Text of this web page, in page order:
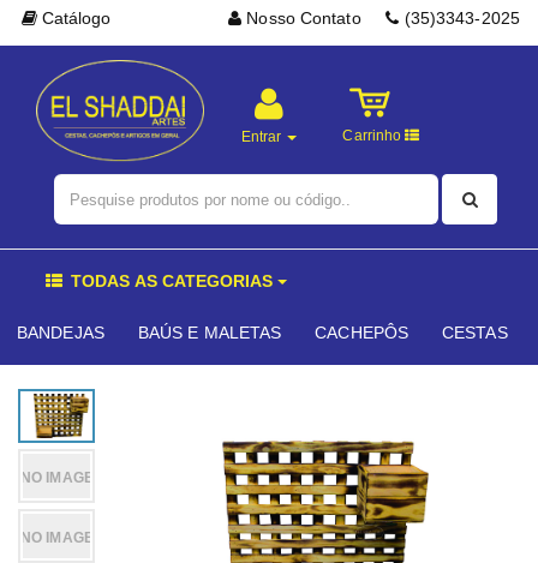
Nosso Contato (35)3343-2025
Catálogo
Entrar Carrinho
TODAS AS CATEGORIAS
BANDEJAS BAÚS E MALETAS CACHEPÔS CESTAS